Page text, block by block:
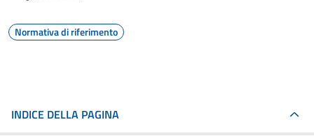
Normativa di riferimento
INDICE DELLA PAGINA